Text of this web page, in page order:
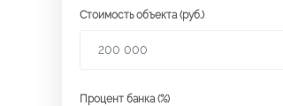
Стоимость объекта (руб.)
Процент банка (%)